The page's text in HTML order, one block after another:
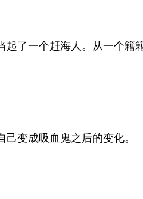
了一个赶海人。从一个籍
己变成吸血鬼之后的变化